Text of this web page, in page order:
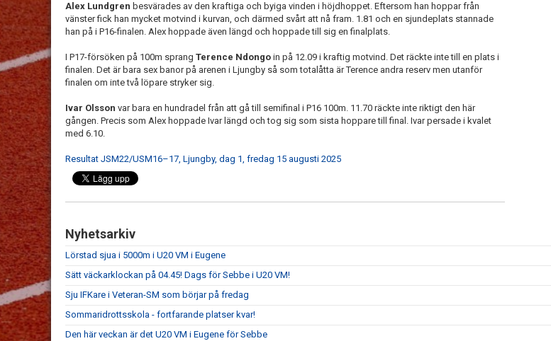
Alex Lundgren besvärades av den kraftiga och byiga vinden i höjdhoppet. Eftersom han hoppar från
vänster fick han mycket motvind i kurvan, och därmed svårt att nå fram. 1.81 och en sjundeplats stannade
han på i P16-finalen. Alex hoppade även längd och hoppade till sig en finalplats.
I P17-försöken på 100m sprang Terence Ndongo in på 12.09 i kraftig motvind. Det räckte inte till en plats i
finalen. Det är bara sex banor på arenen i Ljungby så som totalåtta är Terence andra reserv men utanför
finalen om inte två löpare stryker sig.
Ivar Olsson var bara en hundradel från att gå till semifinal i P16 100m. 11.70 räckte inte riktigt den här
gången. Precis som Alex hoppade Ivar längd och tog sig som sista hoppare till final. Ivar persade i kvalet
med 6.10.
Resultat JSM22/USM16–17, Ljungby, dag 1, fredag 15 augusti 2025
Nyhetsarkiv
Lörstad sjua i 5000m i U20 VM i Eugene
Sätt väckarklockan på 04.45! Dags för Sebbe i U20 VM!
Sju IFKare i Veteran-SM som börjar på fredag
Sommaridrottsskola - fortfarande platser kvar!
Den här veckan är det U20 VM i Eugene för Sebbe